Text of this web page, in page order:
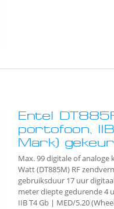
Entel
portofoon,
Mark)
Max. 99 digitale of analoge
Watt (DT885M) RF
gebruiksduur 17 uur
meter diepte gedurende 4
IIB T4 Gb | MED/5.20